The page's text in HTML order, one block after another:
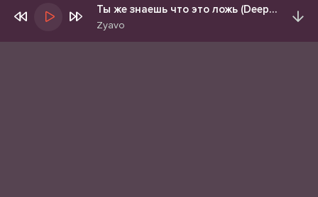
Ты же знаешь что это ложь (Deep House Vocal Mix)
Zyavo